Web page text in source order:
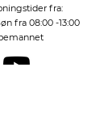
fra:
fra 08:00 -13:00